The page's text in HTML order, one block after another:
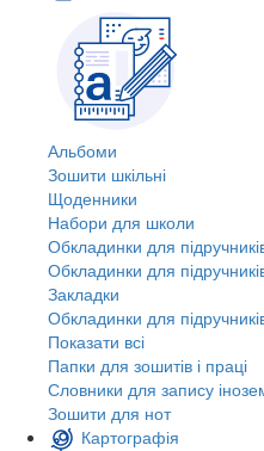
Альбоми
Зошити шкільні
Щоденники
Набори для школи
Обкладинки для
Обкладинки для
Закладки
Обкладинки для
Показати всі
Папки для зошитів і праці
Словники для запису
Зошити для нот
Картографія